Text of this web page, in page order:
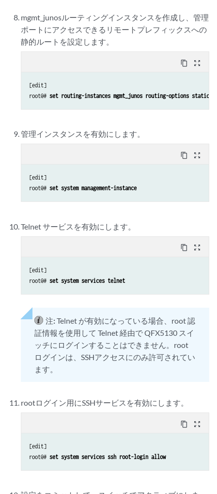
mgmt_junosルーティングインスタンスを作成し、管理
ポートにアクセスできるリモートプレフィックスへの
静的ルートを設定します。
content_copy zoom_out_map
[edit]
root@# set routing-instances mgmt_junos routing-options static
管理インスタンスを有効にします。
content_copy zoom_out_map
[edit]
root@# set system management-instance
Telnet サービスを有効にします。
content_copy zoom_out_map
[edit]
root@# set system services telnet
注:Telnet が有効になっている場合、root 認
証情報を使用して Telnet 経由で QFX5130 スイ
ッチにログインすることはできません。root
ログインは、SSHアクセスにのみ許可されてい
ます。
rootログイン用にSSHサービスを有効にします。
content_copy zoom_out_map
[edit]
root@# set system services ssh root-login allow